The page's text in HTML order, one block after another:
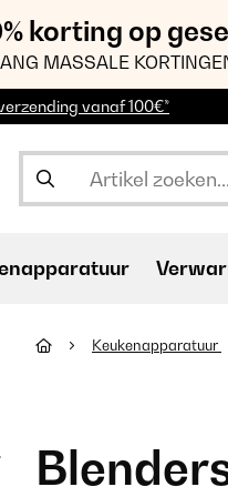
korting op
MASSALE
vanaf 100€*
Keukenapparatuur